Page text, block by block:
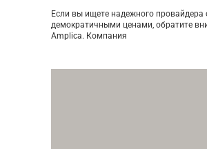
Если вы ищете надежного провайдера
демократичными ценами, обратите
Amplica. Компания